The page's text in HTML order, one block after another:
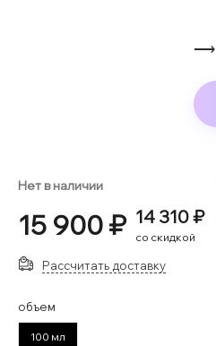
⟶
Нет в наличии
15 900 ₽ 14 310 ₽
со скидкой
Рассчитать доставку
объем
100 мл